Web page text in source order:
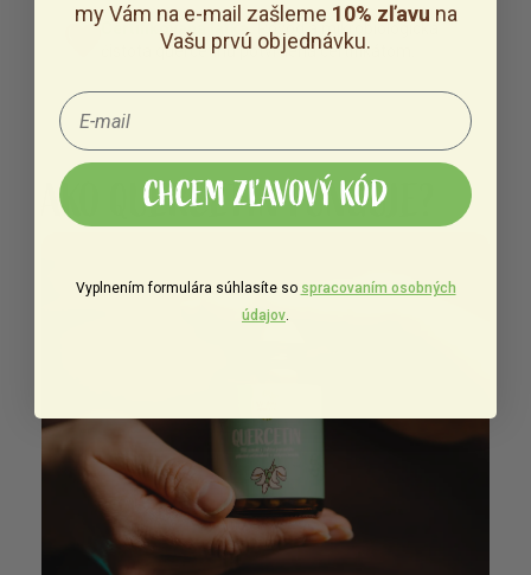
Certifikovaná látka.
Pôvod a mikrobiologická
čistota quercetinu potvrdená certifikátom.
AKO QUERCETIN FUNGUJE?
my Vám na e-mail zašleme 10% zľavu na
Vašu prvú objednávku.
CHCEM ZĽAVOVÝ KÓD
Vyplnením formulára súhlasíte so spracovaním osobných
údajov.